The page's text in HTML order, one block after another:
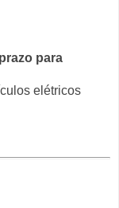
para
elétricos